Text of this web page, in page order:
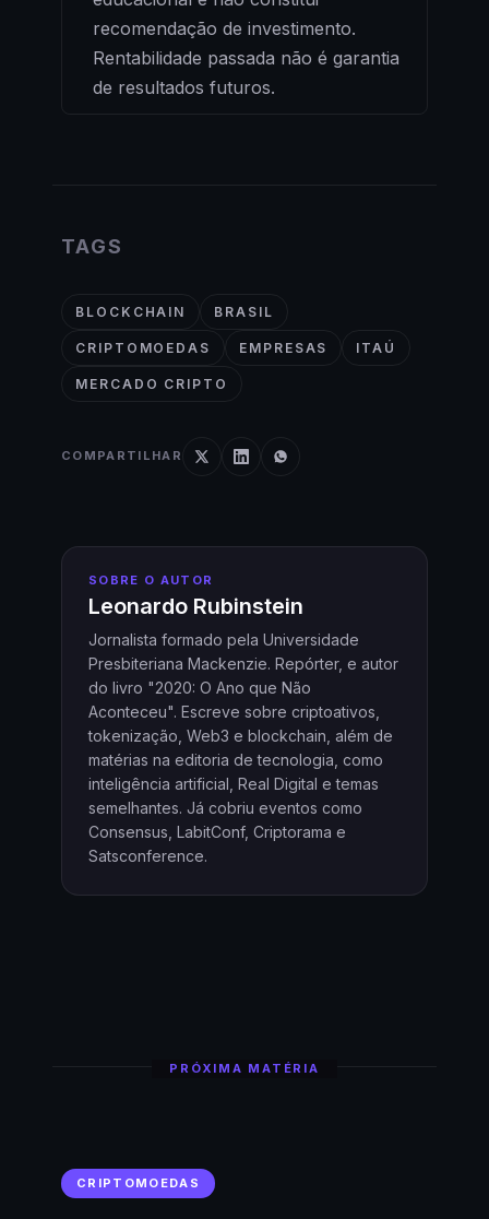
recomendação de investimento.
Rentabilidade passada não é garantia
de resultados futuros.
TAGS
BLOCKCHAIN BRASIL
CRIPTOMOEDAS EMPRESAS ITAÚ
MERCADO CRIPTO
COMPARTILHAR
SOBRE O AUTOR
Leonardo Rubinstein
Jornalista formado pela Universidade
Presbiteriana Mackenzie. Repórter, e autor
do livro "2020: O Ano que Não
Aconteceu". Escreve sobre criptoativos,
tokenização, Web3 e blockchain, além de
matérias na editoria de tecnologia, como
inteligência artificial, Real Digital e temas
semelhantes. Já cobriu eventos como
Consensus, LabitConf, Criptorama e
Satsconference.
PRÓXIMA MATÉRIA
CRIPTOMOEDAS